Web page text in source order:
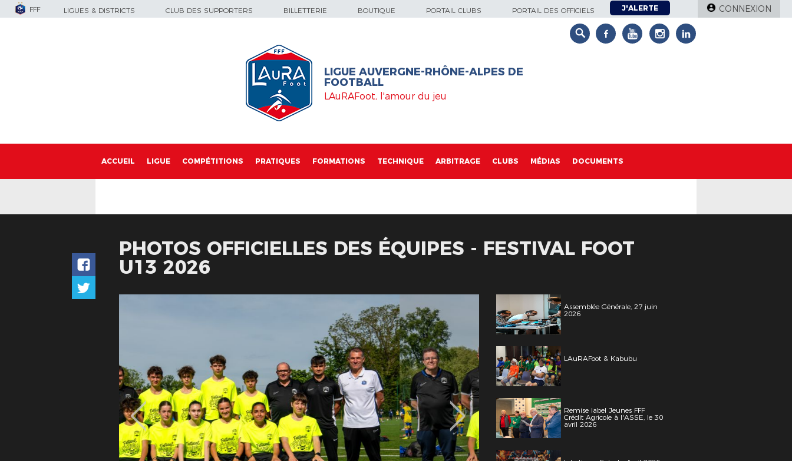
FFF LIGUES & DISTRICTS CLUB DES SUPPORTERS BILLETTERIE BOUTIQUE PORTAIL CLUBS PORTAIL DES OFFICIELS J'ALERTE CONNEXION
LIGUE AUVERGNE-RHÔNE-ALPES DE
FOOTBALL
LAuRAFoot, l'amour du jeu
ACCUEIL LIGUE COMPÉTITIONS PRATIQUES FORMATIONS TECHNIQUE ARBITRAGE CLUBS MÉDIAS DOCUMENTS
PHOTOS OFFICIELLES DES ÉQUIPES - FESTIVAL FOOT
U13 2026
Assemblée Générale, 27 juin
2026
LAuRAFoot & Kabubu
Remise label Jeunes FFF
Crédit Agricole à l'ASSE, le 30
avril 2026